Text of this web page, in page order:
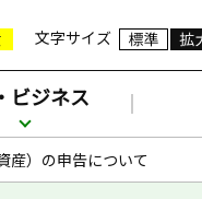
文字サイズ
ビジネス
産）の申告について